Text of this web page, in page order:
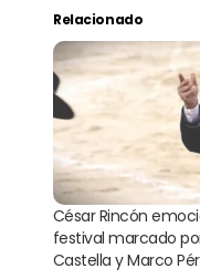
Relacionado
César Rincón
festival marcado
Castella y Marco